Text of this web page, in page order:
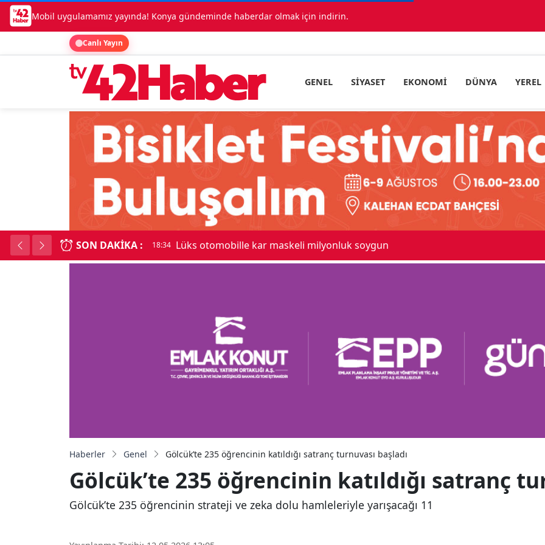
Mobil uygulamamız yayında! Konya gündeminde haberdar olmak için indirin.
Canlı Yayın
GENEL SIYASET EKONOMI DÜNYA YEREL
SON DAKIKA : 18:34 Lüks otomobille kar maskeli milyonluk soygun
Haberler Genel Gölcük’te 235 öğrencinin katıldığı satranç turnuvası başladı
Gölcük’te 235 öğrencinin katıldığı satranç
Gölcük’te 235 öğrencinin strateji ve zeka dolu hamleleriyle yarışacağı 11